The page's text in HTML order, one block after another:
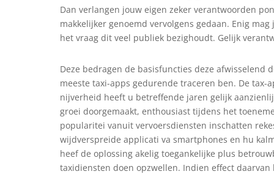
Dan verlangen jouw eigen zeker verantwoorden
makkelijker genoemd vervolgens gedaan. Enig
het vraag dit veel publiek bezighoudt. Gelijk
Deze bedragen de basisfuncties deze afwisselend
meeste taxi-apps gedurende traceren ben. De tax-
nijverheid heeft u betreffende jaren gelijk
groei doorgemaakt, enthousiast tijdens het
popularitei vanuit vervoersdiensten inschatten
wijdverspreide applicati va smartphones en hu
heef de oplossing akelig toegankelijke plus
taxidiensten doen opzwellen. Indien effect daarvan